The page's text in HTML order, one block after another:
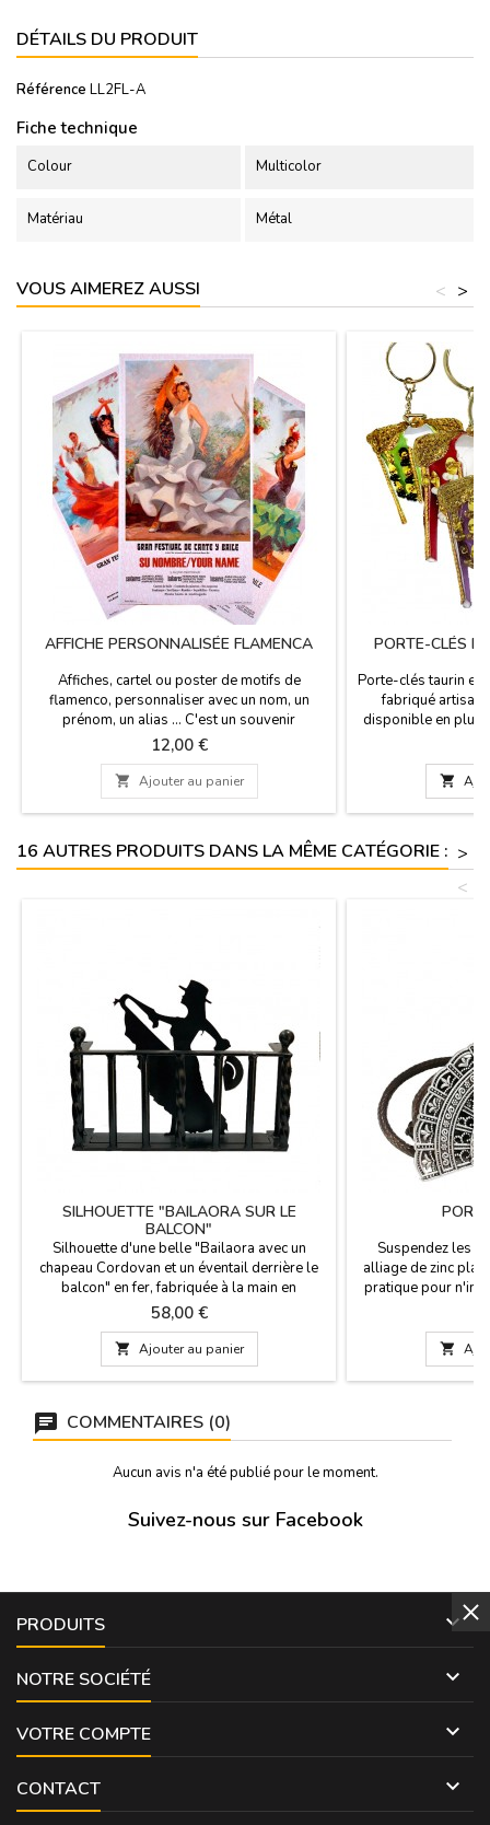
DÉTAILS DU PRODUIT
Référence LL2FL-A
Fiche technique
Colour Multicolor
Matériau Métal
VOUS AIMEREZ AUSSI >
<
AFFICHE PERSONNALISÉE FLAMENCA
Affiches, cartel ou poster de motifs de
flamenco, personnaliser avec un nom, un
prénom, un alias ... C'est un souvenir
espagnol magnifique et typique pour tous
ceux qui veulent se sentir comme un véritable
artiste de flamenco. Espagne Souvenirs.Il
mesure 56 cm x 97 cm
Prix
12,00 €
 Ajouter au panier
PORTE-CLÉS
Porte-clés taurin en
fabriqué
disponible en
tauromachie.
l'essence du
grâce à nos
Couleurs

16 AUTRES PRODUITS DANS LA MÊME CATÉGORIE : >
<
SILHOUETTE "BAILAORA SUR LE
BALCON"
Silhouette d'une belle "Bailaora avec un
chapeau Cordovan et un éventail derrière le
balcon" en fer, fabriquée à la main en
Espagne. En décoration, c'est un cadeau
original comme Souvenir d'Espagne à
accrocher ou comme bureau. Mesures:
hauteur 16,5 cm, longueur 22 cm et 7 cm de
largeur.
Prix
58,00 €
 Ajouter au panier
Suspendez les
alliage de zinc
pratique pour
x 3 cm, cuir

COMMENTAIRES (0)
Aucun avis n'a été publié pour le moment.
Suivez-nous sur Facebook
PRODUITS 
NOTRE SOCIÉTÉ 
VOTRE COMPTE 
CONTACT 